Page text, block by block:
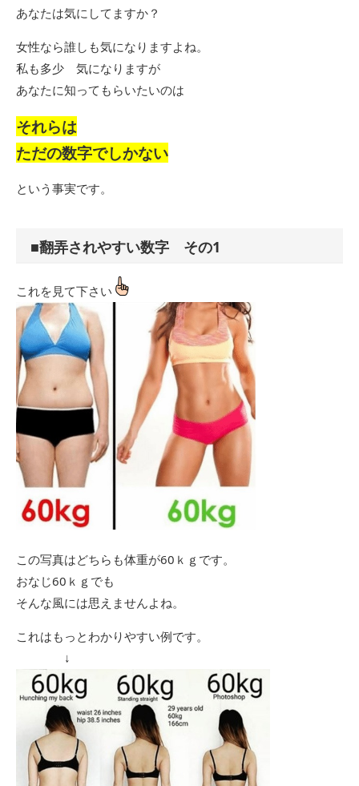
あなたは気にしてますか？
女性なら誰しも気になりますよね。
私も多少 気になりますが
あなたに知ってもらいたいのは
それらは
ただの数字でしかない
という事実です。
■翻弄されやすい数字 その1
これを見て下さい
この写真はどちらも体重が60ｋｇです。
おなじ60ｋｇでも
そんな風には思えませんよね。
これはもっとわかりやすい例です。
↓